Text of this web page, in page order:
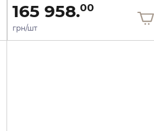
165 958.00
грн/шт